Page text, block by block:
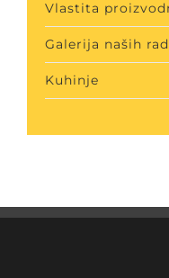
Vlastita
Galerija naših
Kuhinje